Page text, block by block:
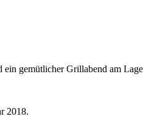
gemütlicher Grillabend am
2018.